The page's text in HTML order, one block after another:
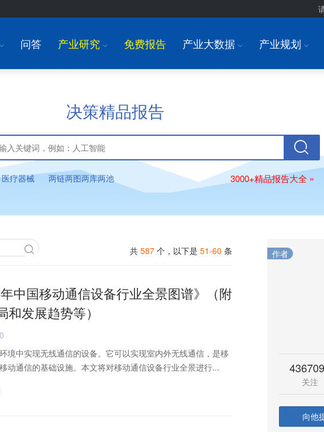
I 问答 产业研究 I 免费报告 产业大数据 I 产业规划 I
决策精品报告
医疗器械 两链两图两库两池 3000+精品报告大全 »
共 587 个，以下是 51-60 条
中国移动通信设备行业全景图谱》（附
发展趋势等）
境中实现无线通信的设备。它可以实现室内外无线通信，是移
动通信的基础设施。本文将对移动通信设备行业全景进行...
作者
关注
向他